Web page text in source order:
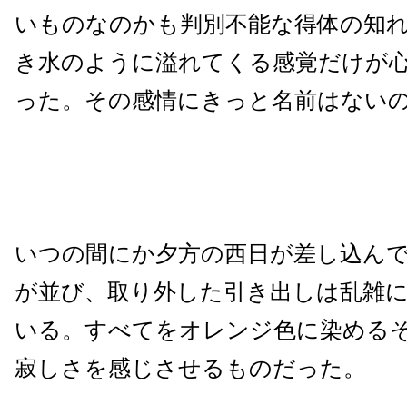
いものなのかも判別不能な得体の知
き水のように溢れてくる感覚だけが
った。その感情にきっと名前はない
いつの間にか夕方の西日が差し込ん
が並び、取り外した引き出しは乱雑
いる。すべてをオレンジ色に染める
寂しさを感じさせるものだった。